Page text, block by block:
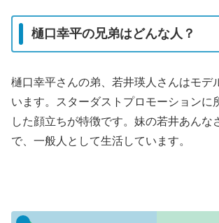
樋口幸平の兄弟はどんな人？
樋口幸平さんの弟、若井瑛人さんはモデ
います。スターダストプロモーションに
した顔立ちが特徴です。妹の若井あんな
で、一般人として生活しています。